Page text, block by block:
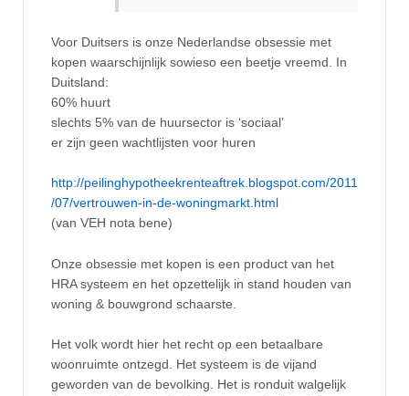
Voor Duitsers is onze Nederlandse obsessie met
kopen waarschijnlijk sowieso een beetje vreemd. In
Duitsland:
60% huurt
slechts 5% van de huursector is ‘sociaal’
er zijn geen wachtlijsten voor huren
http://peilinghypotheekrenteaftrek.blogspot.com/2011
/07/vertrouwen-in-de-woningmarkt.html
(van VEH nota bene)
Onze obsessie met kopen is een product van het
HRA systeem en het opzettelijk in stand houden van
woning & bouwgrond schaarste.
Het volk wordt hier het recht op een betaalbare
woonruimte ontzegd. Het systeem is de vijand
geworden van de bevolking. Het is ronduit walgelijk